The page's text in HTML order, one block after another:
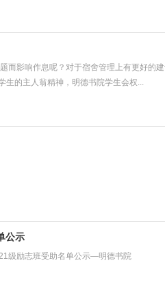
而影响作息呢？‎对于宿舍管理上有更好的
的主人翁精神，明德书院学生会权...
公示
级励志班受助名单公示—明德书院